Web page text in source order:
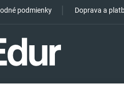
podmienky Doprava a